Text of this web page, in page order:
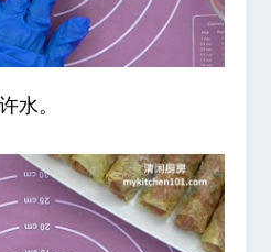
水。